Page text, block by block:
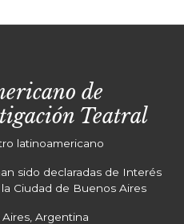
de
Teatral
latinoamericano
sido declaradas de Interés
Ciudad de Buenos Aires
Aires, Argentina